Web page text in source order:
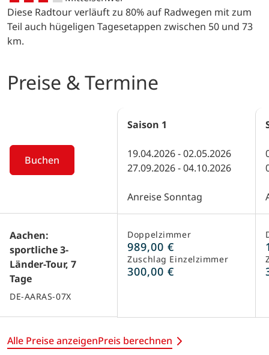
Kirchdorf Oud-Rekem, welches 2008
zum schönsten Dorf von Flandern
gekürt wurde, radeln Sie schließlich in
Kirchen, Fachwerkhäusern und
Wassermühlen und zu Schlössern,
eingeschnittenen Tal der Geul nach
Ausflugsort. Staunen Sie über alte
Adelssitze, erhaltene Stadttore, einer
romantischen Altstadt und der
einzigartigen Fluweelengrotte mit ihrem
in Sandstein gehauenen weit
Anschließend radeln Sie auf kleinen
Sträßchen weiter durch diese hügeligste
Landschaft Hollands über Gulpen und
Vaals zurück nach Aachen, wo der
markante Dom schon von Weitem zu
Diese Radtour verläuft zu 80% auf Radwegen mit zum
Teil auch hügeligen Tagesetappen zwischen 50 und 73
km.
Preise & Termine
Buchen
Aachen:
sportliche 3-
Länder-Tour, 7
Tage
DE-AARAS-07X
Saison 1
19.04.2026 - 02.05.2026
27.09.2026 - 04.10.2026
Anreise Sonntag
Doppelzimmer
989,00 €
Zuschlag Einzelzimmer
300,00 €
Alle Preise anzeigenPreis berechnen